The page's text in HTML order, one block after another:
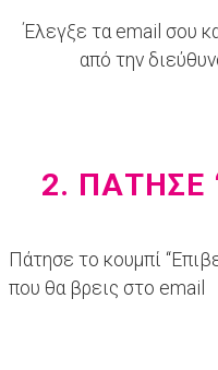
Έλεγξε τα email σου
από την
2. ΠΑΤΗΣΕ
Πάτησε το κουμπί
που θα βρεις στο email